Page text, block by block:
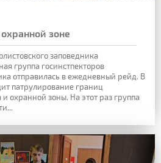
зоне
заповедника
группа госинстпекторов
отправилась в ежедневный рейд. В
патрулирование границ
охранной зоны. На этот раз группа